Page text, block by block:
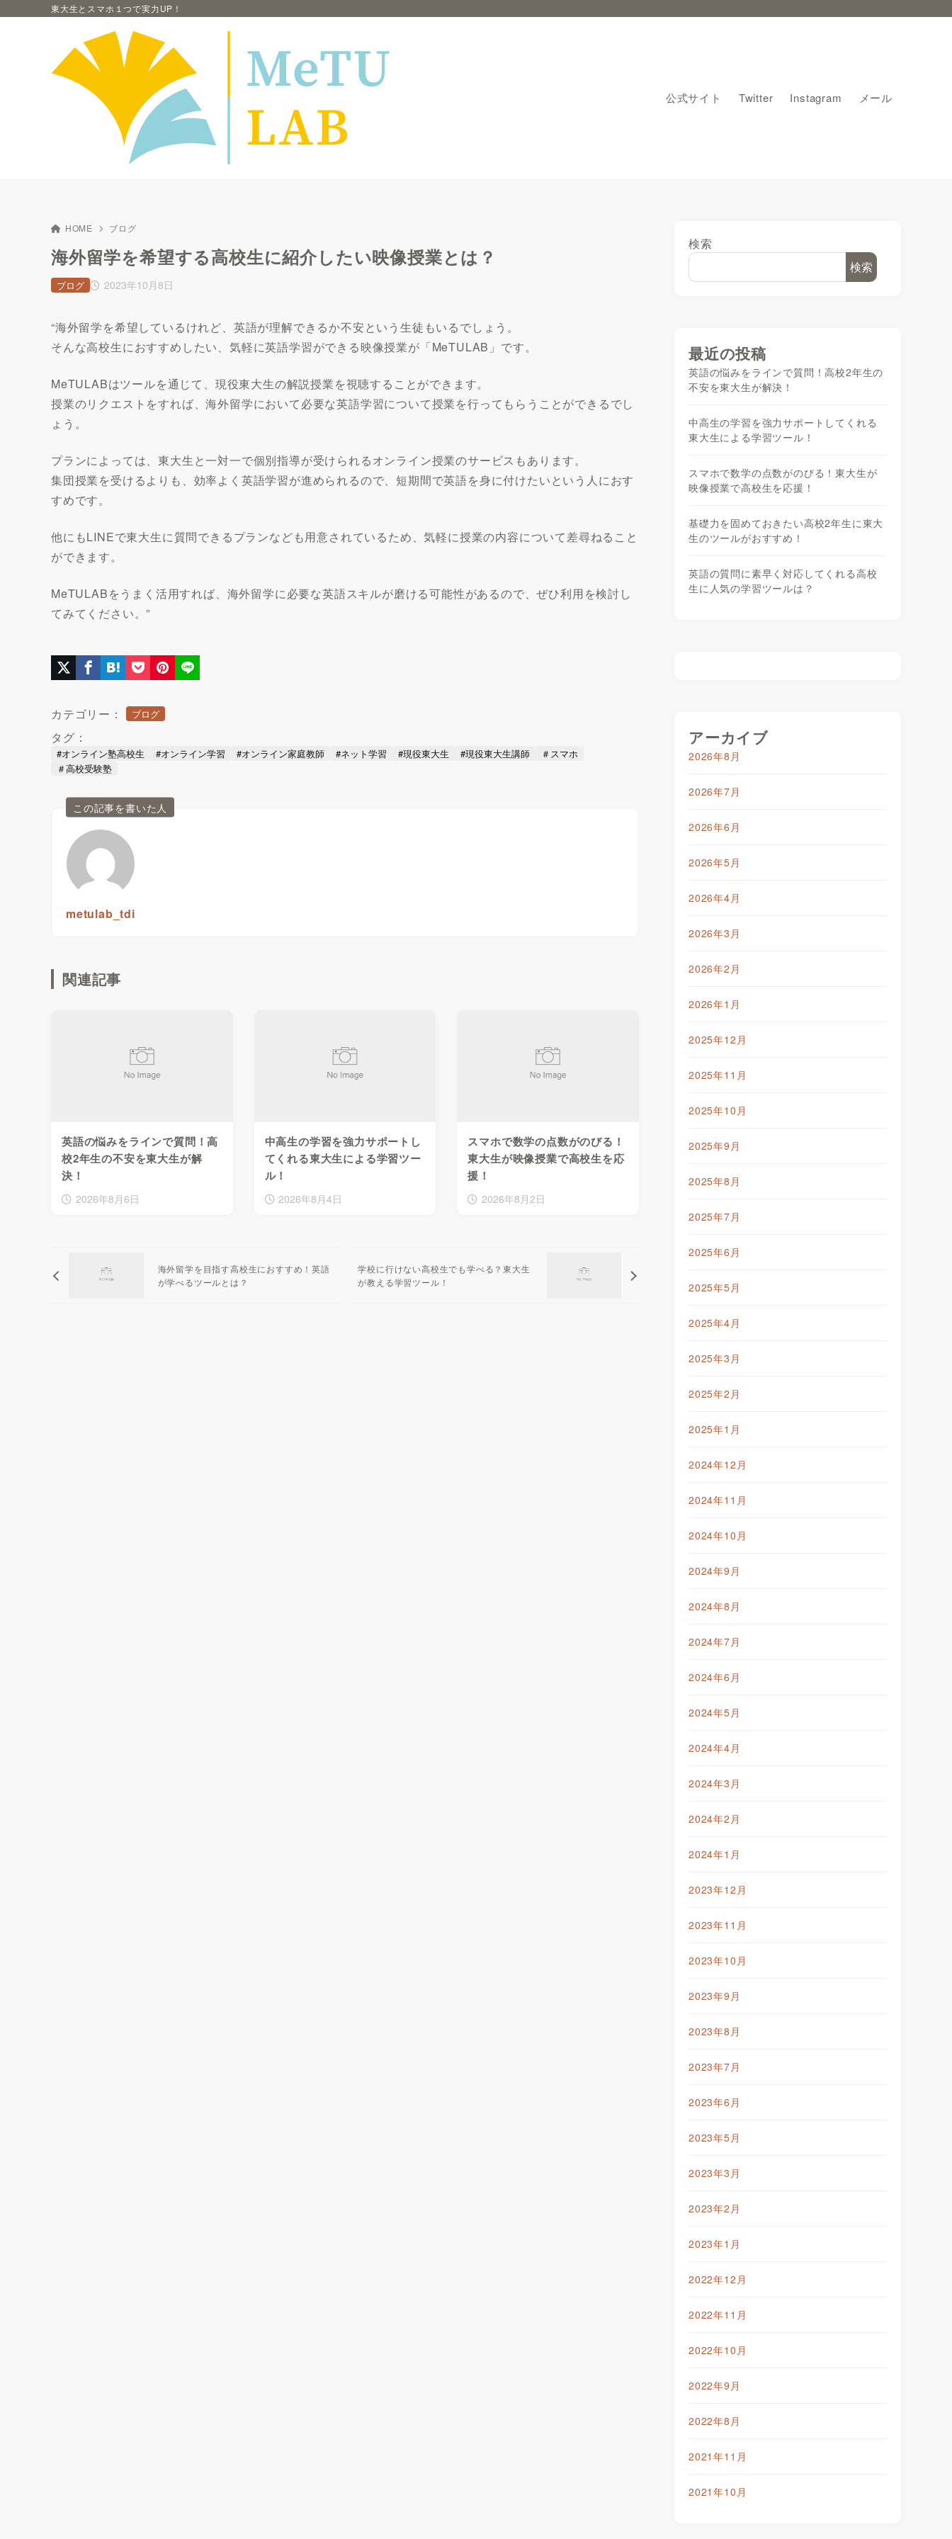
東大生とスマホ１つで実力UP！
公式サイト Twitter Instagram メール
HOME ブログ
海外留学を希望する高校生に紹介したい映像授業とは？
2023年10月8日
ブログ
“海外留学を希望しているけれど、英語が理解できるか不安という生徒もいるでしょう。
そんな高校生におすすめしたい、気軽に英語学習ができる映像授業が「MeTULAB」です。
MeTULABはツールを通じて、現役東大生の解説授業を視聴することができます。
授業のリクエストをすれば、海外留学において必要な英語学習について授業を行ってもらうことができるでし
ょう。
プランによっては、東大生と一対一で個別指導が受けられるオンライン授業のサービスもあります。
集団授業を受けるよりも、効率よく英語学習が進められるので、短期間で英語を身に付けたいという人におす
すめです。
他にもLINEで東大生に質問できるプランなども用意されているため、気軽に授業の内容について差尋ねること
ができます。
MeTULABをうまく活用すれば、海外留学に必要な英語スキルが磨ける可能性があるので、ぜひ利用を検討し
てみてください。”
カテゴリー： ブログ
タグ：
#オンライン塾高校生 #オンライン学習 #オンライン家庭教師 #ネット学習 #現役東大生 #現役東大生講師
＃スマホ
＃高校受験塾
この記事を書いた人
metulab_tdi
関連記事
英語の悩みをラインで質問！高
校2年生の不安を東大生が解
決！
2026年8月6日
中高生の学習を強力サポートし
てくれる東大生による学習ツー
ル！
2026年8月4日
スマホで数学の点数がのびる！
東大生が映像授業で高校生を応
援！
2026年8月2日
海外留学を目指す高校生におすすめ！英語
が学べるツールとは？
学校に行けない高校生でも学べる？東大生
が教える学習ツール！
検索
検索
最近の投稿
英語の悩みをラインで質問！高校2年生の
不安を東大生が解決！
中高生の学習を強力サポートしてくれる
東大生による学習ツール！
スマホで数学の点数がのびる！東大生が
映像授業で高校生を応援！
基礎力を固めておきたい高校2年生に東大
生のツールがおすすめ！
英語の質問に素早く対応してくれる高校
生に人気の学習ツールは？
アーカイブ
2026年8月
2026年7月
2026年6月
2026年5月
2026年4月
2026年3月
2026年2月
2026年1月
2025年12月
2025年11月
2025年10月
2025年9月
2025年8月
2025年7月
2025年6月
2025年5月
2025年4月
2025年3月
2025年2月
2025年1月
2024年12月
2024年11月
2024年10月
2024年9月
2024年8月
2024年7月
2024年6月
2024年5月
2024年4月
2024年3月
2024年2月
2024年1月
2023年12月
2023年11月
2023年10月
2023年9月
2023年8月
2023年7月
2023年6月
2023年5月
2023年3月
2023年2月
2023年1月
2022年12月
2022年11月
2022年10月
2022年9月
2022年8月
2021年11月
2021年10月